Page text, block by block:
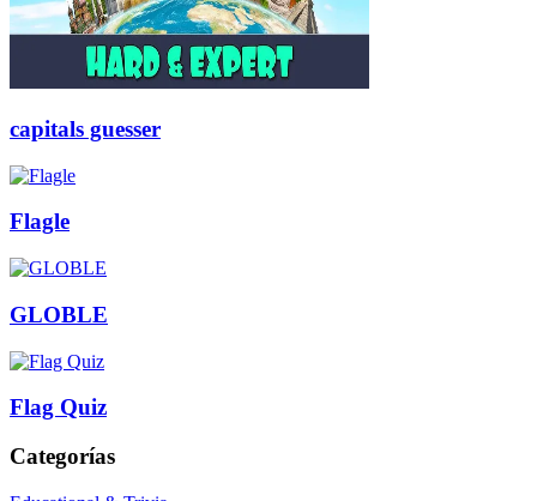
capitals guesser
Flagle
GLOBLE
Flag Quiz
Categorías